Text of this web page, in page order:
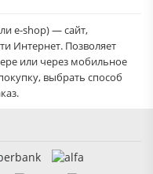
e-shop) — сайт,
Интернет. Позволяет
или через мобильное
выбрать способ